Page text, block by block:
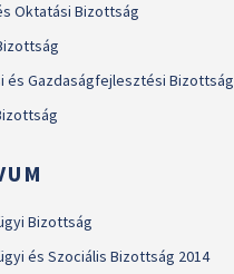
Oktatási Bizottság
és Gazdaságfejlesztési Bizottság
Bizottság
és Szociális Bizottság 2014